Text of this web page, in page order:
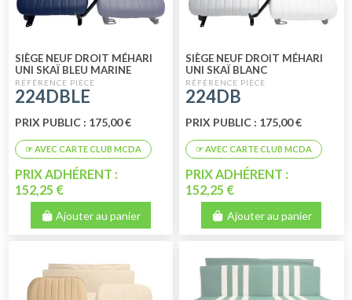
SIÈGE NEUF DROIT MÉHARI
UNI SKAÏ BLEU MARINE
224DBLE
PRIX PUBLIC : 175,00 €
PRIX ADHÉRENT :
152,25 €
Ajouter au panier
SIÈGE NEUF DROIT MÉHARI
UNI SKAÏ BLANC
224DB
PRIX PUBLIC : 175,00 €
PRIX ADHÉRENT :
152,25 €
Ajouter au panier